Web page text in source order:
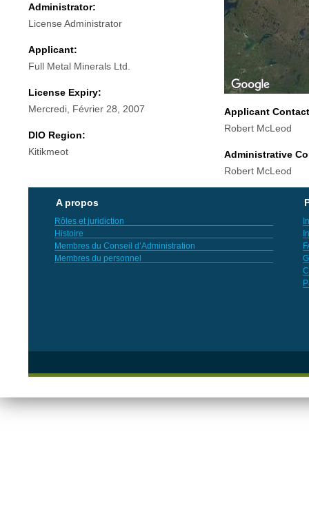
Administrator:
License Administrator
Applicant:
Full Metal Minerals Ltd.
License Expiry:
Mercredi, Février 28, 2007
DIO Region:
Kitikmeot
Applicant
Robert McLeod
Administrative
Robert McLeod
A propos
Rôles et juridiction
Histoire
Membres du Conseil d’Administration
Membres du personnel